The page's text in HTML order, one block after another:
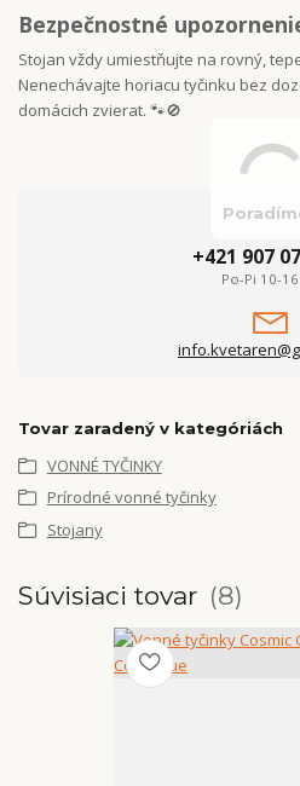
Bezpečnostné
Stojan vždy umiestňujte na rovný,
Nenechávajte horiacu tyčinku bez
domácich zvierat. 🐾🚫
+421 907
Po-Pi 10-
Tovar zaradený v kategóriách
VONNÉ TYČINKY
Prírodné vonné tyčinky
Stojany
Súvisiaci tovar 8